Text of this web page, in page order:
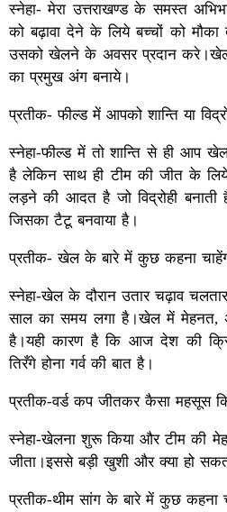
स्नेहा- मेरा उत्तराखण्ड के समस्त
को बढ़ावा देने के लिये बच्चों को
उसको खेलने के अवसर प्रदान करे।खेल
का प्रमुख अंग बनाये।
प्रतीक- फील्ड में आपको शान्ति या
स्नेहा-फील्ड में तो शान्ति से ही आप
है लेकिन साथ ही टीम की जीत के लिये
लड़ने की आदत है जो विद्रोही बनाती
जिसका टैटू बनवाया है।
प्रतीक- खेल के बारे में कुछ कहना
स्नेहा-खेल के दौरान उतार चढ़ाव
साल का समय लगा है।खेल में मेहनत,
है।यही कारण है कि आज देश की
तिरँगे होना गर्व की बात है।
प्रतीक-वर्ड कप जीतकर कैसा महसूस
स्नेहा-खेलना शुरू किया और टीम की
जीता।इससे बड़ी खुशी और क्या हो
प्रतीक-थीम सांग के बारे में कुछ कहना